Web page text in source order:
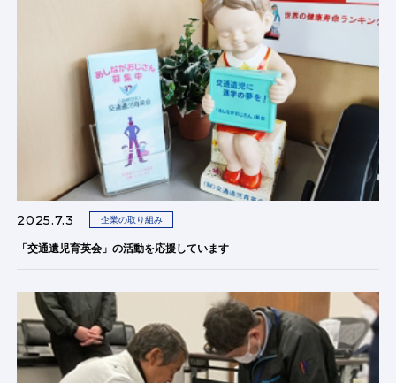
2025.7.3 企業の取り組み
「交通遺児育英会」の活動を応援しています